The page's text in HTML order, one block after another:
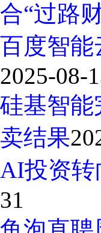
合“过路
百度智能
2025-08-
硅基智能
卖结果
AI投资转
31